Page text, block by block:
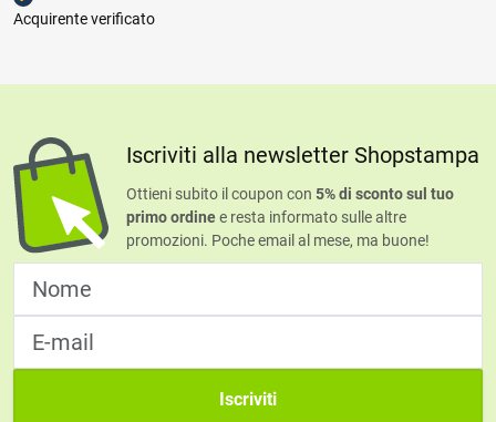
Acquirente verificato
Iscriviti alla newsletter Shopstampa
Ottieni subito il coupon con 5% di sconto sul tuo
primo ordinee resta informato sulle altre
promozioni. Poche email al mese, ma buone!
Iscriviti